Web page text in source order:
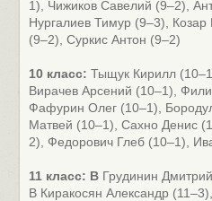
1), Чижиков Савелий (9–2),
Нургалиев Тимур (9–3),
(9–2), Суркис Антон (9–2)
10 класс:Тыщук Кирилл
Вирачев Арсений (10–1),
Фафурин Олег (10–1),
Матвей (10–1), Сахно Денис
2), Федорович Глеб (10–1),
11 класс: В Грудинин
В Киракосян Александр